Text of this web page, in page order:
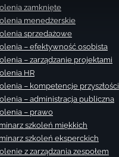
zamknięte
menedżerskie
sprzedażowe
– efektywność osobista
– zarządzanie projektami
HR
– kompetencje przyszłości
– administracja publiczna
– prawo
szkoleń miękkich
szkoleń eksperckich
z zarządzania zespołem